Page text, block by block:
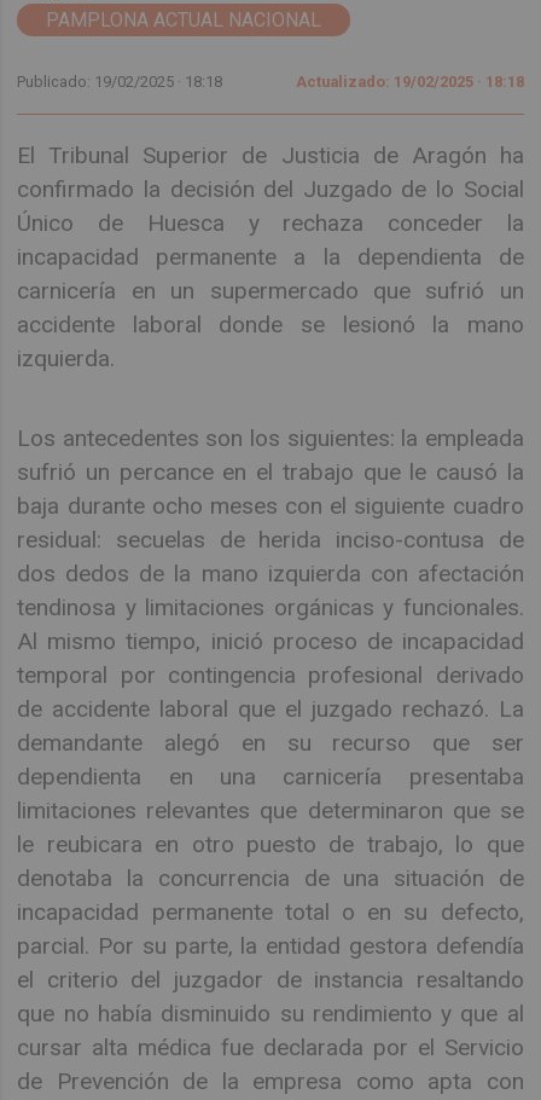
PAMPLONA ACTUAL NACIONAL
Publicado: 19/02/2025 · 18:18 Actualizado: 19/02/2025 · 18:18
El Tribunal Superior de Justicia de Aragón ha
confirmado la decisión del Juzgado de lo Social
Único de Huesca y rechaza conceder la
incapacidad permanente a la dependienta de
carnicería en un supermercado que sufrió un
accidente laboral donde se lesionó la mano
izquierda.
Los antecedentes son los siguientes: la empleada
sufrió un percance en el trabajo que le causó la
baja durante ocho meses con el siguiente cuadro
residual: secuelas de herida inciso-contusa de
dos dedos de la mano izquierda con afectación
tendinosa y limitaciones orgánicas y funcionales.
Al mismo tiempo, inició proceso de incapacidad
temporal por contingencia profesional derivado
de accidente laboral que el juzgado rechazó. La
demandante alegó en su recurso que ser
dependienta en una carnicería presentaba
limitaciones relevantes que determinaron que se
le reubicara en otro puesto de trabajo, lo que
denotaba la concurrencia de una situación de
incapacidad permanente total o en su defecto,
parcial. Por su parte, la entidad gestora defendía
el criterio del juzgador de instancia resaltando
que no había disminuido su rendimiento y que al
cursar alta médica fue declarada por el Servicio
de Prevención de la empresa como apta con